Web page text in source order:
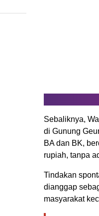
Sebaliknya,
di Gunung
BA dan BK,
rupiah, tanpa
Tindakan
dianggap
masyarakat